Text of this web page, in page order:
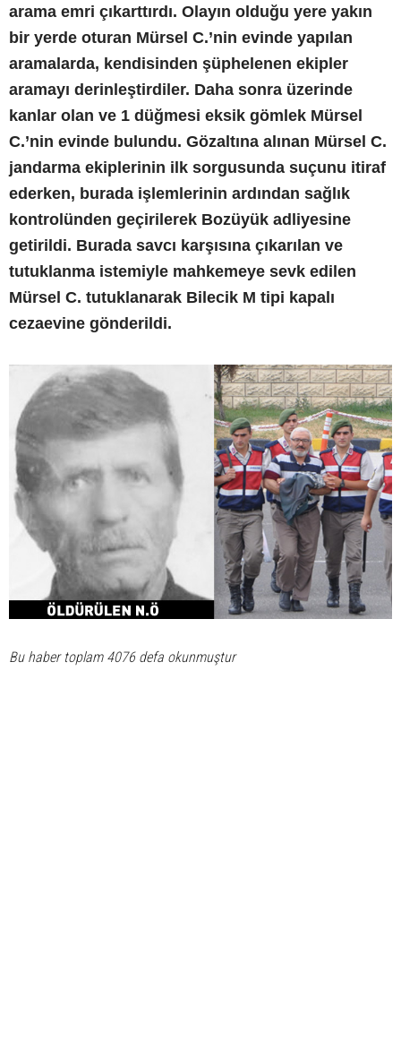
arama emri çıkarttırdı. Olayın olduğu yere yakın
bir yerde oturan Mürsel C.’nin evinde yapılan
aramalarda, kendisinden şüphelenen ekipler
aramayı derinleştirdiler. Daha sonra üzerinde
kanlar olan ve 1 düğmesi eksik gömlek Mürsel
C.’nin evinde bulundu. Gözaltına alınan Mürsel C.
jandarma ekiplerinin ilk sorgusunda suçunu itiraf
ederken, burada işlemlerinin ardından sağlık
kontrolünden geçirilerek Bozüyük adliyesine
getirildi. Burada savcı karşısına çıkarılan ve
tutuklanma istemiyle mahkemeye sevk edilen
Mürsel C. tutuklanarak Bilecik M tipi kapalı
cezaevine gönderildi.
Bu haber toplam 4076 defa okunmuştur